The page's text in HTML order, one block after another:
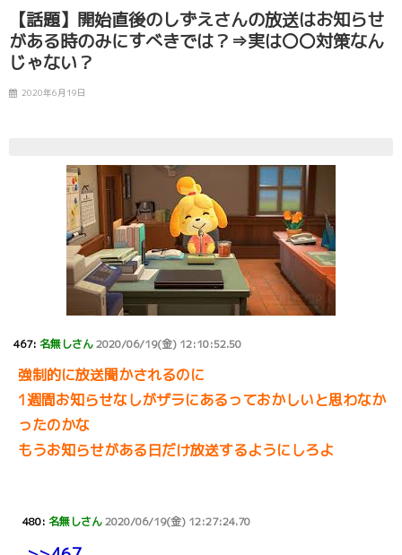
【話題】開始直後のしずえさんの放送はお知らせ
がある時のみにすべきでは？⇒実は〇〇対策なん
じゃない？
2020年6月19日
467: 名無しさん2020/06/19(金) 12:10:52.50
強制的に放送聞かされるのに
1週間お知らせなしがザラにあるっておかしいと思わなか
ったのかな
もうお知らせがある日だけ放送するようにしろよ
480: 名無しさん2020/06/19(金) 12:27:24.70